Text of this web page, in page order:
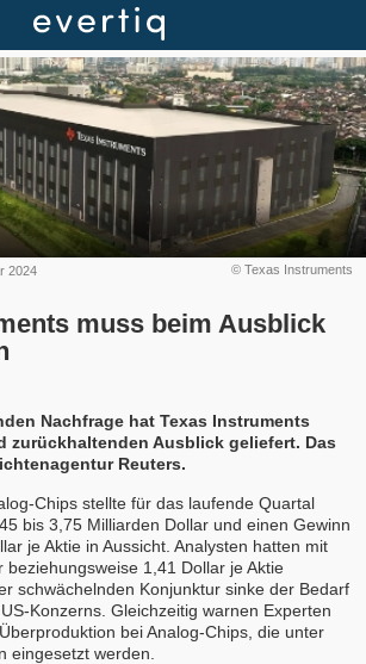
© Texas Instruments
2024
muss beim Ausblick
Nachfrage hat Texas Instruments
zurückhaltenden Ausblick geliefert. Das
Reuters.
Chips stellte für das laufende Quartal
bis 3,75 Milliarden Dollar und einen Gewinn
je Aktie in Aussicht. Analysten hatten mit
beziehungsweise 1,41 Dollar je Aktie
schwächelnden Konjunktur sinke der Bedarf
Konzerns. Gleichzeitig warnen Experten
bei Analog-Chips, die unter
eingesetzt werden.